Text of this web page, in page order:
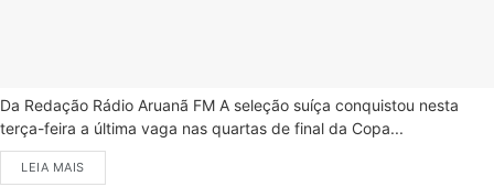
Da Redação Rádio Aruanã FM A seleção suíça conquistou nesta
terça-feira a última vaga nas quartas de final da Copa...
LEIA MAIS